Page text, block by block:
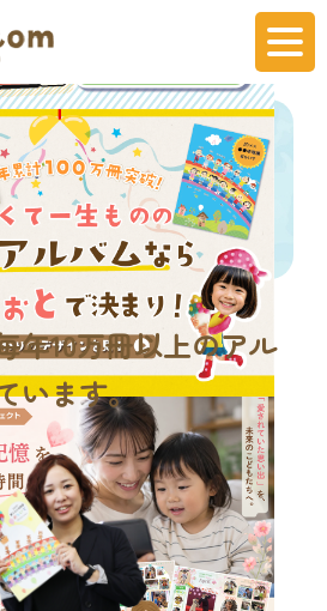
年10万冊以上のアル
います。